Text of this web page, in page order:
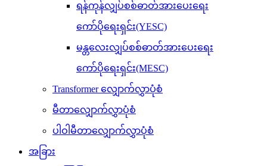
ရန်ကုန်လျှပ်စစ်ဓာတ်အားပေးရေး
ကော်ပိုရေးရှင်း(YESC)
မန္တလေးလျှပ်စစ်ဓာတ်အားပေးရေး
ကော်ပိုရေးရှင်း(MESC)
Transformer လျှောက်လွှာပုံစံ
မီတာလျှောက်လွှာပုံစံ
ပါဝါမီတာလျှောက်လွှာပုံစံ
အခြား